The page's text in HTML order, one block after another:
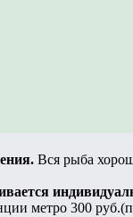
Вся рыба
метро 300